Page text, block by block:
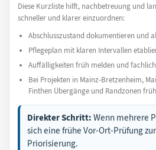
Diese Kurzliste hilft, nachbetreuung und
schneller und klarer einzuordnen:
Abschlusszustand dokumentieren und
Pflegeplan mit klaren Intervallen
Auffälligkeiten früh melden und
Bei Projekten in Mainz-Bretzenheim,
Finthen Übergänge und Randzonen
Direkter Schritt: Wenn mehrere
sich eine frühe Vor-Ort-Prüfung
Priorisierung.